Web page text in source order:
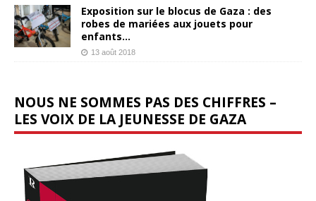
Exposition sur le blocus de Gaza : des
robes de mariées aux jouets pour
enfants…
13 août 2018
NOUS NE SOMMES PAS DES CHIFFRES –
LES VOIX DE LA JEUNESSE DE GAZA